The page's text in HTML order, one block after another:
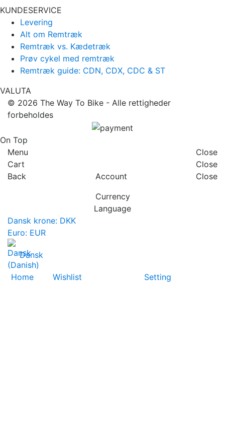
KUNDESERVICE
Levering
Alt om Remtræk
Remtræk vs. Kædetræk
Prøv cykel med remtræk
Remtræk guide: CDN, CDX, CDC & ST
VALUTA
© 2026 The Way To Bike - Alle rettigheder
forbeholdes
On Top
Menu
Close
Cart
Close
Back
Account
Close
Currency
Language
Dansk krone: DKK
Euro: EUR
Dansk
Home Wishlist Setting